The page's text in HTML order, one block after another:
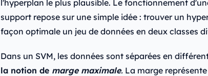
l'hyperplan le plus plausible. Le fonctionnement
support repose sur une simple idée : trouver un
façon optimale un jeu de données en deux classes
Dans un SVM, les données sont séparées en
la notion demarge maximale. La marge